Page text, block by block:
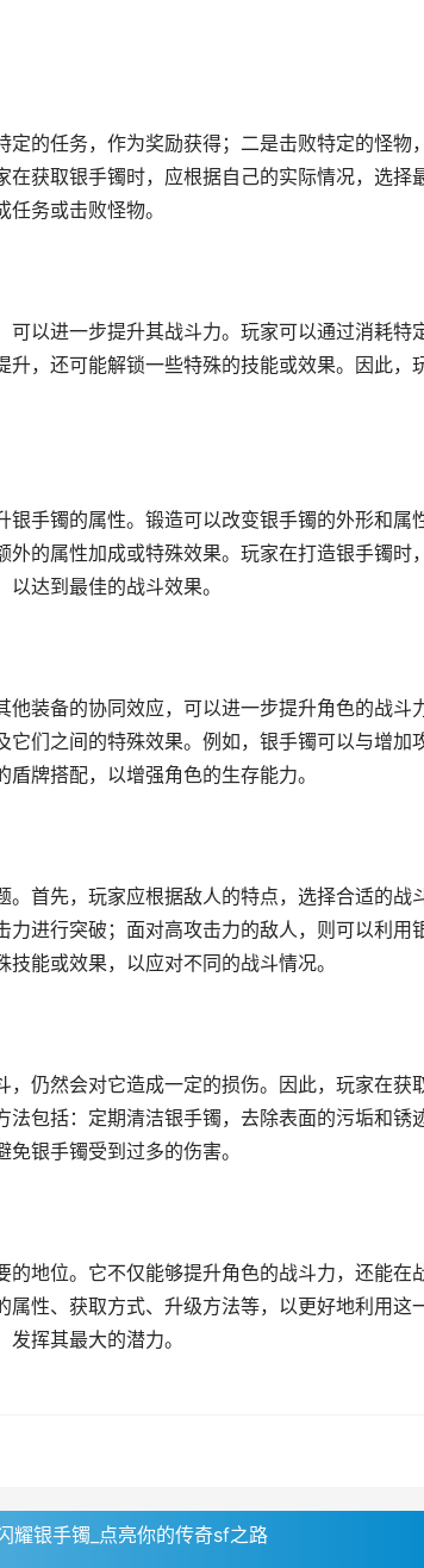
的任务，作为奖励获得；二是击败特定的怪物
获取银手镯时，应根据自己的实际情况，选择
务或击败怪物。
以进一步提升其战斗力。玩家可以通过消耗特
，还可能解锁一些特殊的技能或效果。因此，
手镯的属性。锻造可以改变银手镯的外形和属性
的属性加成或特殊效果。玩家在打造银手镯时
达到最佳的战斗效果。
装备的协同效应，可以进一步提升角色的战斗力
们之间的特殊效果。例如，银手镯可以与增加
牌搭配，以增强角色的生存能力。
首先，玩家应根据敌人的特点，选择合适的战
进行突破；面对高攻击力的敌人，则可以利用
能或效果，以应对不同的战斗情况。
仍然会对它造成一定的损伤。因此，玩家在获
包括：定期清洁银手镯，去除表面的污垢和锈迹
银手镯受到过多的伤害。
地位。它不仅能够提升角色的战斗力，还能在
性、获取方式、升级方法等，以更好地利用这
挥其最大的潜力。
耀银手镯_点亮你的传奇sf之路